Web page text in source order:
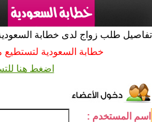
تفاصيل طلب زواج لدى خطابة
خطابة السعودية لتستطيع
اضغط هنا
اسم المستخدم :